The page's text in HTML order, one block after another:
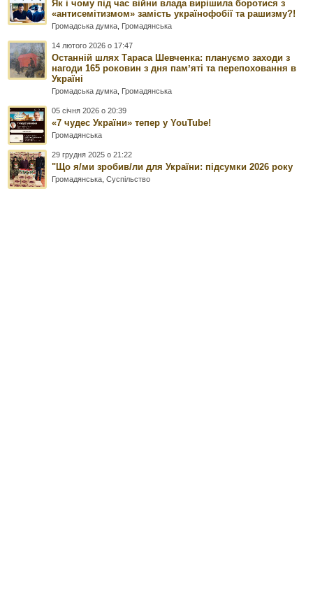
Як і чому під час війни влада вирішила боротися з
«антисемітизмом» замість українофобії та рашизму?!
Громадська думка Громадянська
14 лютого 2026 о 17:47
Останній шлях Тараса Шевченка: плануємо заходи з
нагоди 165 роковин з дня памʼяті та перепоховання в
Україні
Громадська думка Громадянська
05 січня 2026 о 20:39
«7 чудес України» тепер у YouTube!
Громадянська
29 грудня 2025 о 21:22
"Що я/ми зробив/ли для України: підсумки 2026 року
Громадянська ,Суспільство